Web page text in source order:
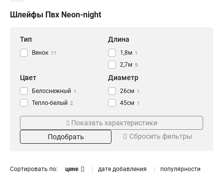
Шлейфы Пвх Neon-night
Тип
Венок 11
Длина
1,8м 1
2,7м 9
Цвет
Белоснежный 1
Тепло-белый 2
Белый 3
Диаметр
26см 1
45см 1
41см 1
30см 3
Материал Фигура
Показать характеристики
Подобрать
Сбросить фильтры
Сортировать по: цене дате добавления популярности